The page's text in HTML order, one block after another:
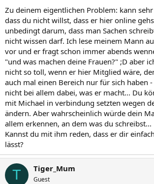
Zu deinem eigentlichen Problem: kann
dass du nicht willst, dass er hier online
unbedingt darum, dass man Sachen
nicht wissen darf. Ich lese meinem Mann
vor und er fragt schon immer abends
"und was machen deine Frauen?" ;D aber
nicht so toll, wenn er hier Mitglied wäre,
auch mal einen Bereich nur für sich haben
nicht bei allem dabei, was er macht... Du
mit Michael in verbindung setzten wegen
ändern. Aber wahrscheinlich würde dein
allem erkennen, an dem was du schreibst...
Kannst du mit ihm reden, dass er dir
lässt?
T Tiger_Mum
Guest